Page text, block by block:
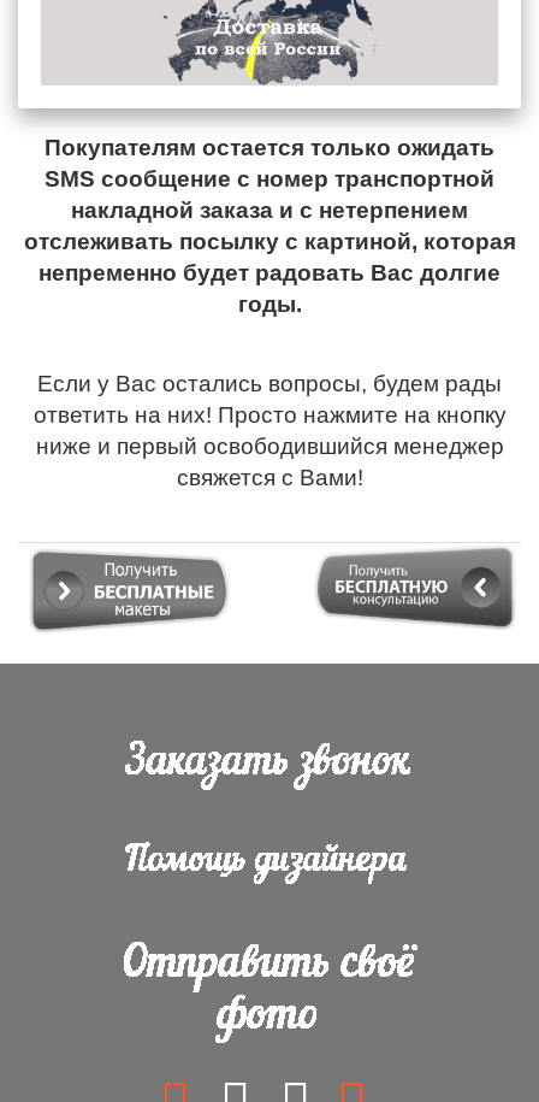
Покупателям остается только ожидать
SMS сообщение с номер транспортной
накладной заказа и с нетерпением
отслеживать посылку с картиной, которая
непременно будет радовать Вас долгие
годы.
Если у Вас остались вопросы, будем рады
ответить на них! Просто нажмите на кнопку
ниже и первый освободившийся менеджер
свяжется с Вами!